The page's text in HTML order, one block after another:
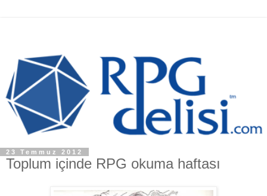
23 Temmuz 2012
Toplum içinde RPG okuma haftası